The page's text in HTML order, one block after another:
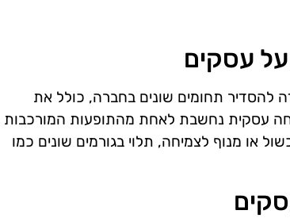
עסקים
להסדיר תחומים שונים בחברה, כולל את
עסקית נחשבת לאחת מהתופעות המורכבות
או מנוף לצמיחה, תלוי בגורמים שונים כמו